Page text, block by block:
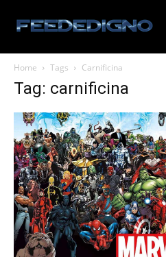
Home Tags Carnificina
Tag: carnificina